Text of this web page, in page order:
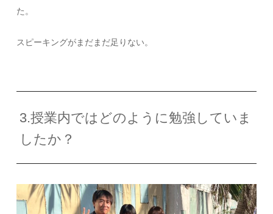
た。
スピーキングがまだまだ足りない。
3.授業内ではどのように勉強していま
したか？